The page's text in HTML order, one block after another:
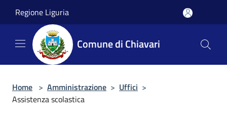
Regione Liguria
Comune di Chiavari
Home > Amministrazione > Uffici >
Assistenza scolastica